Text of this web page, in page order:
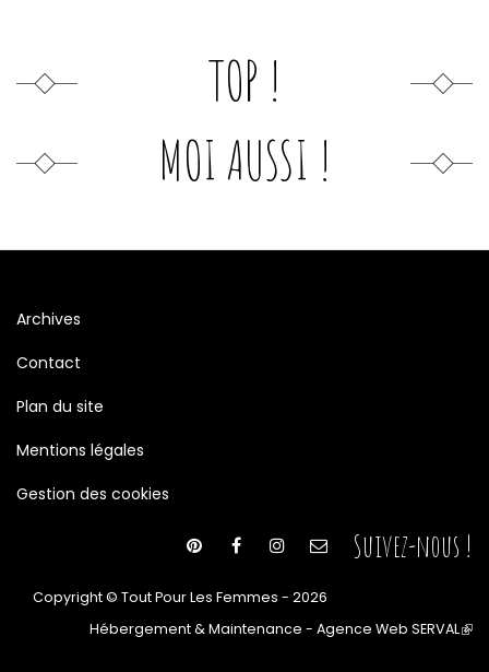
TOP !
MOI AUSSI !
Archives
Contact
Plan du site
Mentions légales
Gestion des cookies
Suivez-nous !
Copyright © Tout Pour Les Femmes - 2026
Hébergement & Maintenance - Agence Web SERVAL(le